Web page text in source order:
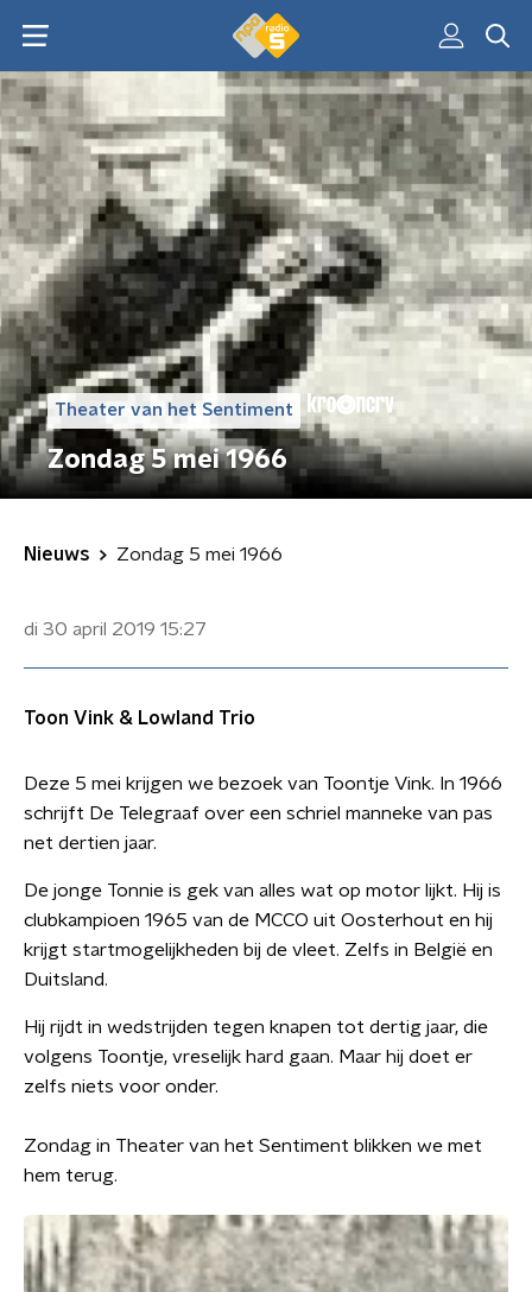
Theater van het Sentiment
Zondag 5 mei 1966
Nieuws Zondag 5 mei 1966
di 30 april 2019 15:27
Toon Vink & Lowland Trio
Deze 5 mei krijgen we bezoek van Toontje Vink. In 1966
schrijft De Telegraaf over een schriel manneke van pas
net dertien jaar.
De jonge Tonnie is gek van alles wat op motor lijkt. Hij is
clubkampioen 1965 van de MCCO uit Oosterhout en hij
krijgt startmogelijkheden bij de vleet. Zelfs in België en
Duitsland.
Hij rijdt in wedstrijden tegen knapen tot dertig jaar, die
volgens Toontje, vreselijk hard gaan. Maar hij doet er
zelfs niets voor onder.
Zondag in Theater van het Sentiment blikken we met
hem terug.